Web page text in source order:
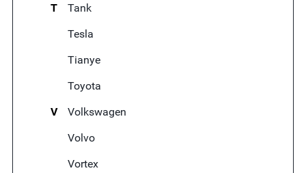
T
Tank
Tesla
Tianye
Toyota
V
Volkswagen
Volvo
Vortex